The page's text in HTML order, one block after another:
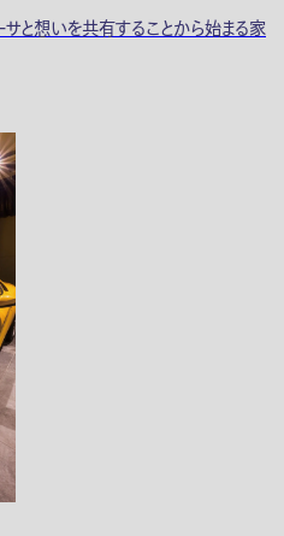
と想いを共有することから始まる家